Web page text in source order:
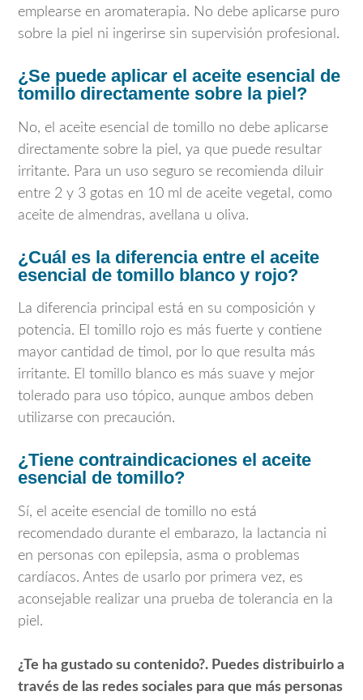
emplearse en aromaterapia. No debe aplicarse puro
sobre la piel ni ingerirse sin supervisión profesional.
¿Se puede aplicar el aceite esencial de
tomillo directamente sobre la piel?
No, el aceite esencial de tomillo no debe aplicarse
directamente sobre la piel, ya que puede resultar
irritante. Para un uso seguro se recomienda diluir
entre 2 y 3 gotas en 10 ml de aceite vegetal, como
aceite de almendras, avellana u oliva.
¿Cuál es la diferencia entre el aceite
esencial de tomillo blanco y rojo?
La diferencia principal está en su composición y
potencia. El tomillo rojo es más fuerte y contiene
mayor cantidad de timol, por lo que resulta más
irritante. El tomillo blanco es más suave y mejor
tolerado para uso tópico, aunque ambos deben
utilizarse con precaución.
¿Tiene contraindicaciones el aceite
esencial de tomillo?
Sí, el aceite esencial de tomillo no está
recomendado durante el embarazo, la lactancia ni
en personas con epilepsia, asma o problemas
cardíacos. Antes de usarlo por primera vez, es
aconsejable realizar una prueba de tolerancia en la
piel.
¿Te ha gustado su contenido?. Puedes distribuirlo a
través de las redes sociales para que más personas